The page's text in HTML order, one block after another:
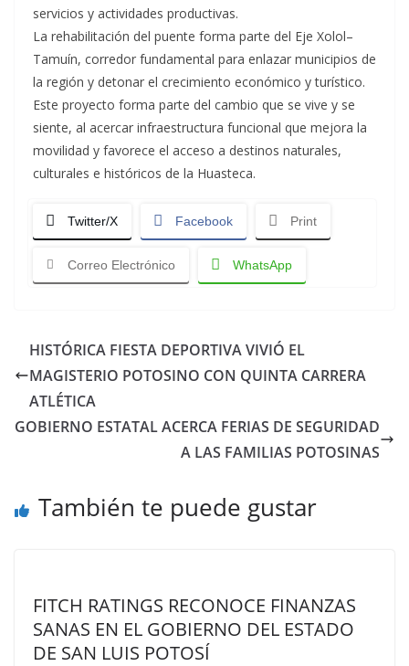
servicios y actividades productivas.
La rehabilitación del puente forma parte del Eje Xolol–
Tamuín, corredor fundamental para enlazar municipios de
la región y detonar el crecimiento económico y turístico.
Este proyecto forma parte del cambio que se vive y se
siente, al acercar infraestructura funcional que mejora la
movilidad y favorece el acceso a destinos naturales,
culturales e históricos de la Huasteca.
Twitter/X Facebook Print
Correo Electrónico WhatsApp
HISTÓRICA FIESTA DEPORTIVA VIVIÓ EL
MAGISTERIO POTOSINO CON QUINTA CARRERA
ATLÉTICA
GOBIERNO ESTATAL ACERCA FERIAS DE SEGURIDAD
A LAS FAMILIAS POTOSINAS
También te puede gustar
FITCH RATINGS RECONOCE FINANZAS
SANAS EN EL GOBIERNO DEL ESTADO
DE SAN LUIS POTOSÍ